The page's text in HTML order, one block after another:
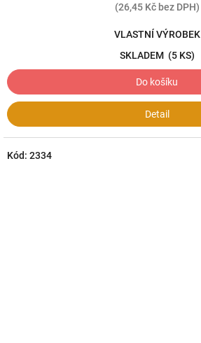
(26,45 Kč bez DPH)
VLASTNÍ VÝROBEK
SKLADEM (5 KS)
Do košíku
Detail
Kód: 2334